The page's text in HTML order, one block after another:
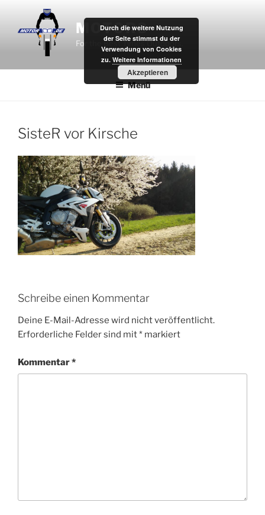
springen
MOTOR8
For the Best Times Outdoors.
Menü
SisteR vor Kirsche
Schreibe einen Kommentar
Deine E-Mail-Adresse wird nicht veröffentlicht.
Erforderliche Felder sind mit* markiert
Kommentar*
Durch die weitere Nutzung
der Seite stimmst du der
Verwendung von Cookies
zu. Weitere Informationen
Akzeptieren